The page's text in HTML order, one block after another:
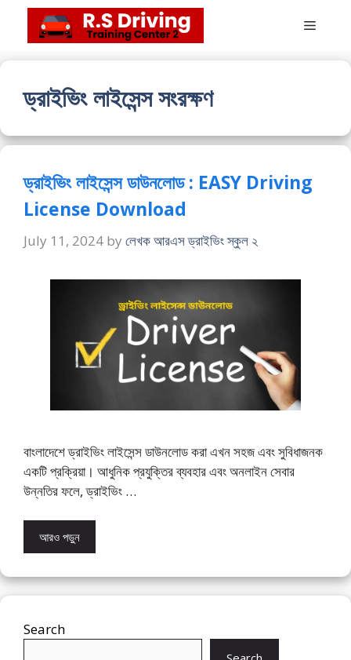
content
Menu
ড্রাইভিং লাইসেন্স সংরক্ষণ
ড্রাইভিং লাইসেন্স ডাউনলোড : EASY Driving
License Download
July 11, 2024 by লেখক আরএস ড্রাইভিং স্কুল ২
বাংলাদেশে ড্রাইভিং লাইসেন্স ডাউনলোড করা এখন সহজ এবং সুবিধাজনক
একটি প্রক্রিয়া। আধুনিক প্রযুক্তির ব্যবহার এবং অনলাইন সেবার
উন্নতির ফলে, ড্রাইভিং …
আরও পড়ুন
Search